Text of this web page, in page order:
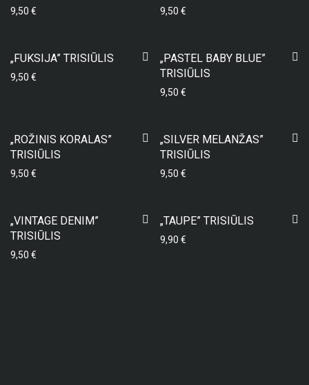
9,50 € 9,50 €
„FUKSIJA” TRISIŪLIS
9,50 €
„PASTEL BABY BLUE”
TRISIŪLIS
9,50 €
„ROŽINIS KORALAS”
TRISIŪLIS
9,50 €
„SILVER MELANŽAS”
TRISIŪLIS
9,50 €
„VINTAGE DENIM”
TRISIŪLIS
9,50 €
„TAUPE” TRISIŪLIS
9,90 €